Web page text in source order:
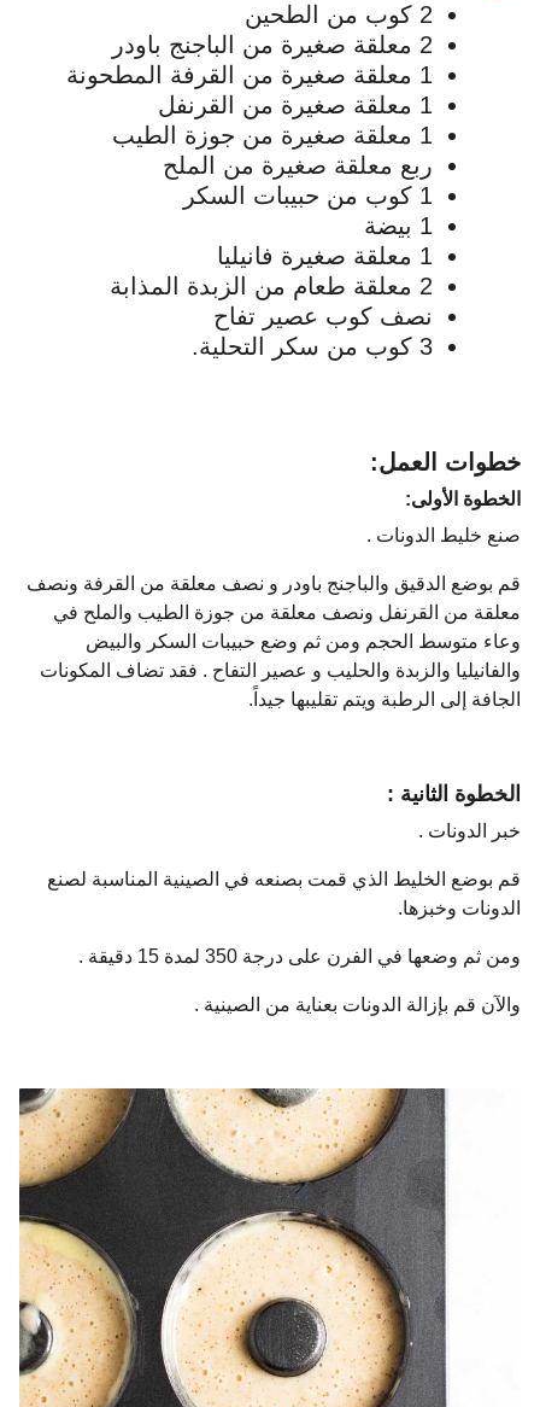
2 كوب من الطحين
2 معلقة صغيرة من الباجنج باودر
1 معلقة صغيرة من القرفة المطحونة
1 معلقة صغيرة من القرنفل
1 معلقة صغيرة من جوزة الطيب
ربع معلقة صغيرة من الملح
1 كوب من حبيبات السكر
1 بيضة
1 معلقة صغيرة فانيليا
2 معلقة طعام من الزبدة المذابة
نصف كوب عصير تفاح
3 كوب من سكر التحلية.
خطوات العمل:
الخطوة الأولى:
صنع خليط الدونات .
قم بوضع الدقيق والباجنج باودر و نصف معلقة من القرفة ونصف
معلقة من القرنفل ونصف معلقة من جوزة الطيب والملح في
وعاء متوسط الحجم ومن ثم وضع حبيبات السكر والبيض
والفانيليا والزبدة والحليب و عصير التفاح . فقد تضاف المكونات
الجافة إلى الرطبة ويتم تقليبها جيداً.
الخطوة الثانية :
خبر الدونات .
قم بوضع الخليط الذي قمت بصنعه في الصينية المناسبة لصنع
الدونات وخبزها.
ومن ثم وضعها في الفرن على درجة 350 لمدة 15 دقيقة .
والآن قم بإزالة الدونات بعناية من الصينية .